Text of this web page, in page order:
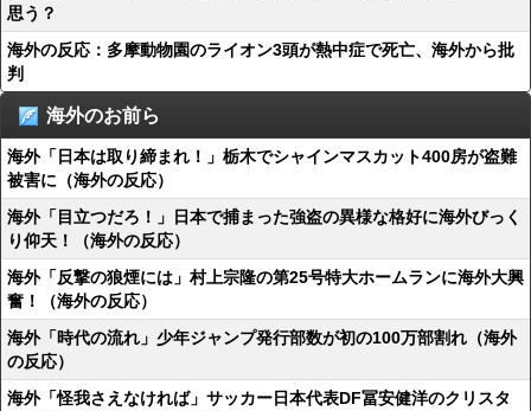
思う？
海外の反応：多摩動物園のライオン3頭が熱中症で死亡、海外から批
判
海外のお前ら
海外「日本は取り締まれ！」栃木でシャインマスカット400房が盗難
被害に（海外の反応）
海外「目立つだろ！」日本で捕まった強盗の異様な格好に海外びっく
り仰天！（海外の反応）
海外「反撃の狼煙には」村上宗隆の第25号特大ホームランに海外大興
奮！（海外の反応）
海外「時代の流れ」少年ジャンプ発行部数が初の100万部割れ（海外
の反応）
海外「怪我さえなければ」サッカー日本代表DF冨安健洋のクリスタ